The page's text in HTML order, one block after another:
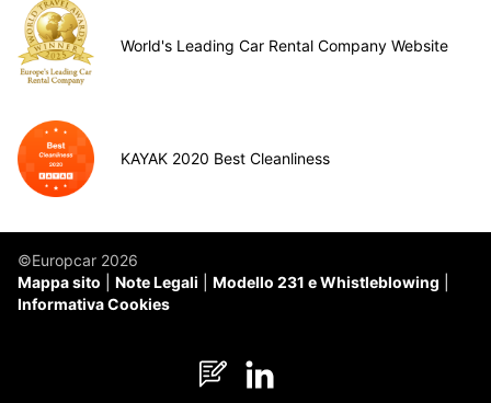
World's Leading Car Rental Company Website
KAYAK 2020 Best Cleanliness
©Europcar 2026
Mappa sito
Note Legali
Modello 231 e Whistleblowing
Informativa Cookies